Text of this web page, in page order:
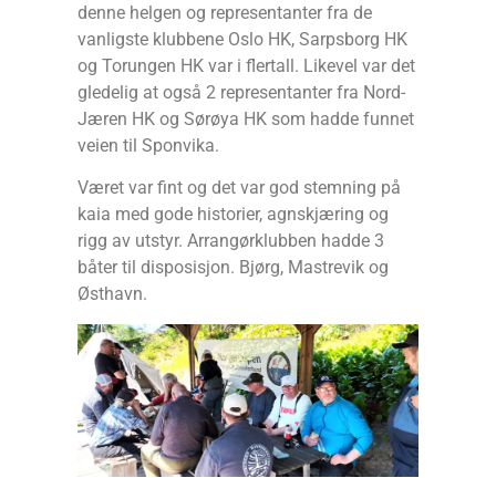
denne helgen og representanter fra de
vanligste klubbene Oslo HK, Sarpsborg HK
og Torungen HK var i flertall. Likevel var det
gledelig at også 2 representanter fra Nord-
Jæren HK og Sørøya HK som hadde funnet
veien til Sponvika.
Været var fint og det var god stemning på
kaia med gode historier, agnskjæring og
rigg av utstyr. Arrangørklubben hadde 3
båter til disposisjon. Bjørg, Mastrevik og
Østhavn.